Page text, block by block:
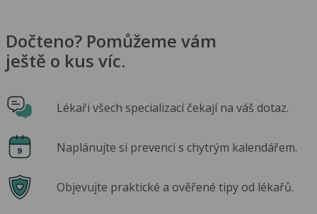
Dočteno? Pomůžeme vám
ještě o kus víc.
Lékaři všech specializací čekají na váš dotaz.
Naplánujte si prevenci s chytrým kalendářem.
Objevujte praktické a ověřené tipy od lékařů.